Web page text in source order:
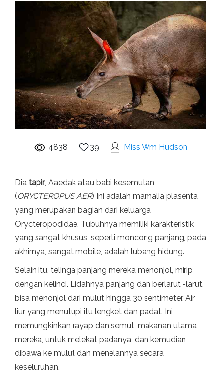
4838 39 Miss Wm Hudson
Dia tapir, Aaedak atau babi kesemutan
(ORYCTEROPUS AER) Ini adalah mamalia plasenta
yang merupakan bagian dari keluarga
Orycteropodidae. Tubuhnya memiliki karakteristik
yang sangat khusus, seperti moncong panjang, pada
akhirnya, sangat mobile, adalah lubang hidung.
Selain itu, telinga panjang mereka menonjol, mirip
dengan kelinci. Lidahnya panjang dan berlarut -larut,
bisa menonjol dari mulut hingga 30 sentimeter. Air
liur yang menutupi itu lengket dan padat. Ini
memungkinkan rayap dan semut, makanan utama
mereka, untuk melekat padanya, dan kemudian
dibawa ke mulut dan menelannya secara
keseluruhan.